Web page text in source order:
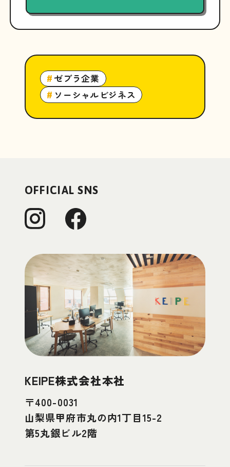
# ゼブラ企業
# ソーシャルビジネス
OFFICIAL SNS
KEIPE株式会社本社
〒400-0031
山梨県甲府市丸の内1丁目15-2
第5丸銀ビル2階